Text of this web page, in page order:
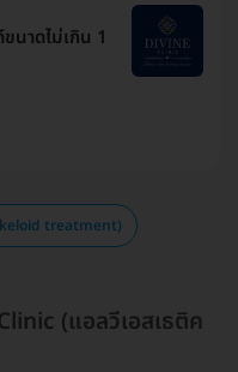
นาดไม่เกิน 1
treatment)
(แอลวีเอสเธติค